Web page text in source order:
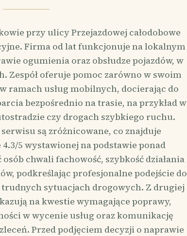
przy ulicy Przejazdowej całodobowe
Firma od lat funkcjonuje na lokalnym
ogumienia oraz obsłudze pojazdów, w
Zespół oferuje pomoc zarówno w swoim
ramach usług mobilnych, docierając do
bezpośrednio na trasie, na przykład w
czy drogach szybkiego ruchu.
są zróżnicowane, co znajduje
5 wystawionej na podstawie ponad
chwali fachowość, szybkość działania
podkreślając profesjonalne podejście do
sytuacjach drogowych. Z drugiej
na kwestie wymagające poprawy,
w wycenie usług oraz komunikację
Przed podjęciem decyzji o naprawie